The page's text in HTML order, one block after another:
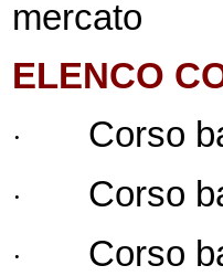
mercato
ELENCO
· Corso
· Corso
· Corso